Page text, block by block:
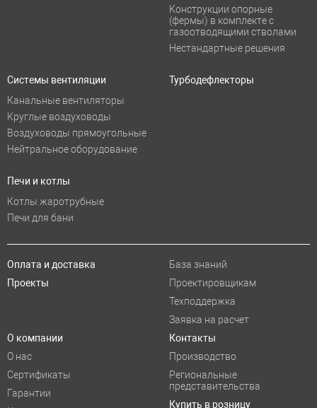
Конструкции опорные
(фермы) в комплекте с
газоотводящими стволами
Нестандартные решения
Системы вентиляции
Канальные вентиляторы
Круглые воздуховоды
Воздуховоды прямоугольные
Нейтральное оборудование
Турбодефлекторы
Печи и котлы
Котлы жаротрубные
Печи для бани
Оплата и доставка
Проекты
База знаний
Проектировщикам
Техподдержка
Заявка на расчет
О компании
О нас
Сертификаты
Гарантии
Контакты
Производство
Региональные
представительства
Купить в розницу